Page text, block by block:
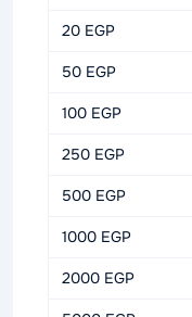
20 EGP
50 EGP
100 EGP
250 EGP
500 EGP
1000 EGP
2000 EGP